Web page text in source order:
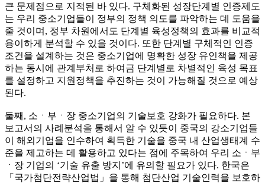
큰 문제점으로 지적된 바 있다. 구체화된 성장단계별 인증제도
는 우리 중소기업들이 정부의 정책 의도를 파악하는 데 도움을
줄 것이며, 정부 차원에서도 단계별 육성정책의 효과를 비교적
용이하게 분석할 수 있을 것이다. 또한 단계별 구체적인 인증
조건을 설계하는 것은 중소기업에 명확한 성장 유인책을 제공
하는 동시에 관계부처로 하여금 단계별로 차별적인 육성 목표
를 설정하고 지원정책을 추진하는 것이 가능해질 것으로 예상
된다.
둘째, 소ㆍ부ㆍ장 중소기업의 기술보호 강화가 필요하다. 본
보고서의 사례분석을 통해서 알 수 있듯이 중국의 강소기업들
이 해외기업을 인수하여 획득한 기술을 중국 내 산업생태계 수
준을 제고하는 데 활용하고 있다는 점에 주목하여 우리 소ㆍ부
ㆍ장 기업의 ‘기술 유출 방지’에 유의할 필요가 있다. 한국은
「국가첨단전략산업법」을 통해 첨단산업 기술인력을 보호하